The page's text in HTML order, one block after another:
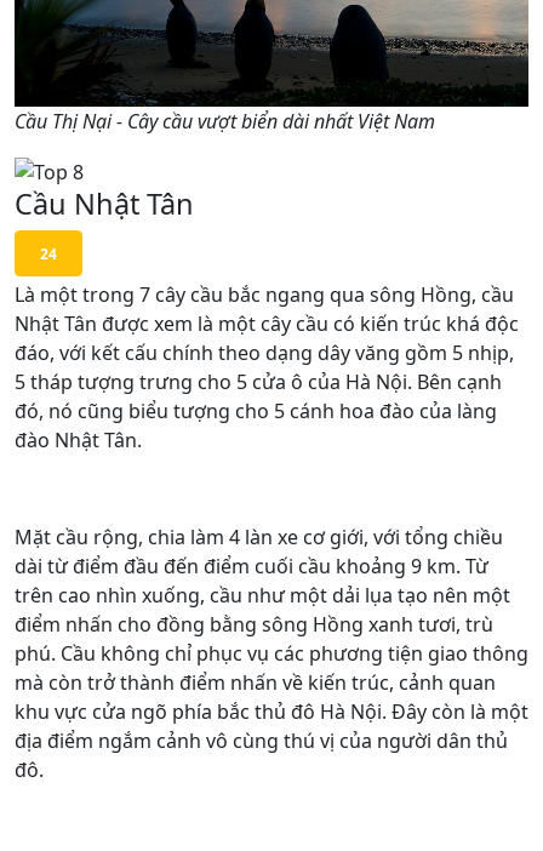
Cầu Thị Nại - Cây cầu vượt biển dài nhất Việt Nam
Cầu Nhật Tân
24
Là một trong 7 cây cầu bắc ngang qua sông Hồng, cầu
Nhật Tân được xem là một cây cầu có kiến trúc khá độc
đáo, với kết cấu chính theo dạng dây văng gồm 5 nhịp,
5 tháp tượng trưng cho 5 cửa ô của Hà Nội. Bên cạnh
đó, nó cũng biểu tượng cho 5 cánh hoa đào của làng
đào Nhật Tân.
Mặt cầu rộng, chia làm 4 làn xe cơ giới, với tổng chiều
dài từ điểm đầu đến điểm cuối cầu khoảng 9 km. Từ
trên cao nhìn xuống, cầu như một dải lụa tạo nên một
điểm nhấn cho đồng bằng sông Hồng xanh tươi, trù
phú. Cầu không chỉ phục vụ các phương tiện giao thông
mà còn trở thành điểm nhấn về kiến trúc, cảnh quan
khu vực cửa ngõ phía bắc thủ đô Hà Nội. Đây còn là một
địa điểm ngắm cảnh vô cùng thú vị của người dân thủ
đô.